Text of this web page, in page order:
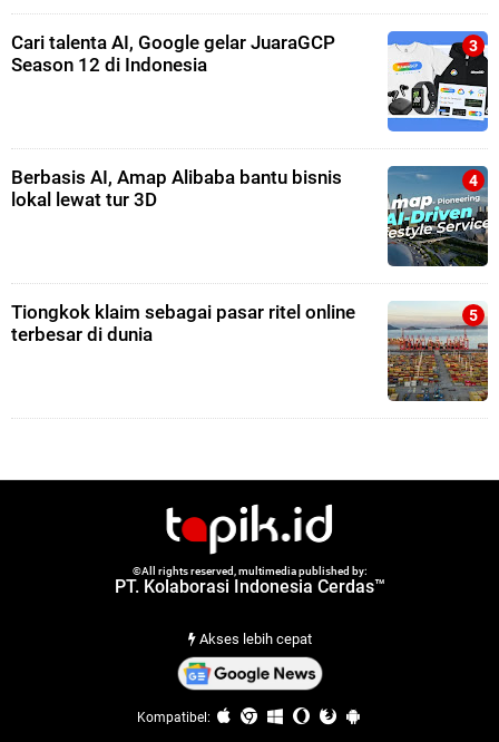
Cari talenta AI, Google gelar JuaraGCP
Season 12 di Indonesia
Berbasis AI, Amap Alibaba bantu bisnis
lokal lewat tur 3D
Tiongkok klaim sebagai pasar ritel online
terbesar di dunia
©All rights reserved, multimedia published by:
PT. Kolaborasi Indonesia Cerdas™
Akses lebih cepat
Kompatibel: